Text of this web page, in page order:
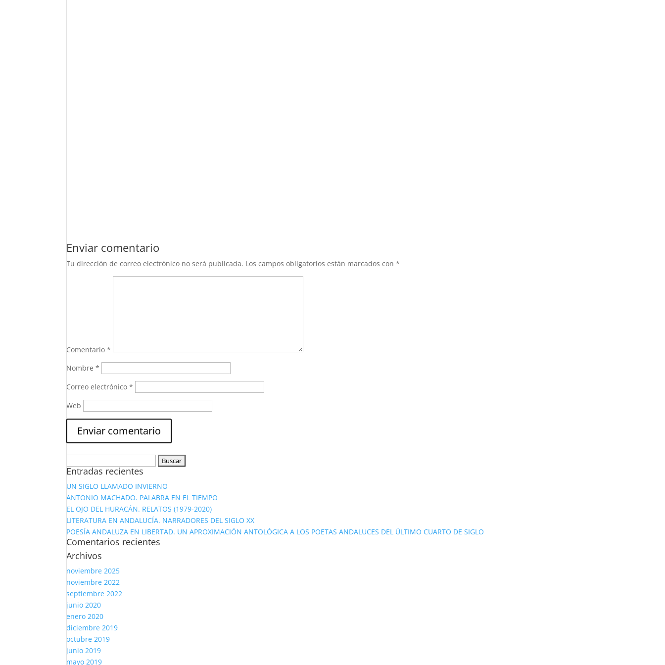
Enviar comentario
Tu dirección de correo electrónico no será publicada. Los campos obligatorios están marcados con*
Comentario*
Nombre*
Correo electrónico*
Web
Entradas recientes
UN SIGLO LLAMADO INVIERNO
ANTONIO MACHADO. PALABRA EN EL TIEMPO
EL OJO DEL HURACÁN. RELATOS (1979-2020)
LITERATURA EN ANDALUCÍA. NARRADORES DEL SIGLO XX
POESÍA ANDALUZA EN LIBERTAD. UN APROXIMACIÓN ANTOLÓGICA A LOS POETAS ANDALUCES DEL ÚLTIMO CUARTO DE SIGLO
Comentarios recientes
Archivos
noviembre 2025
noviembre 2022
septiembre 2022
junio 2020
enero 2020
diciembre 2019
octubre 2019
junio 2019
mayo 2019